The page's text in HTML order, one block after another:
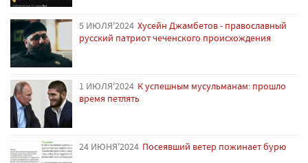
5 ИЮЛЯ'2024 Хусейн Джамбетов - православный
русский патриот чеченского происхождения
1 ИЮЛЯ'2024 К успешным мусульманам: прошло
время петлять
24 ИЮНЯ'2024 Посеявший ветер пожинает бурю